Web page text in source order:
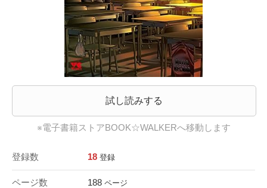
試し読みする
※電子書籍ストアBOOK☆WALKERへ移動します
登録数 18 登録
ページ数 188 ページ